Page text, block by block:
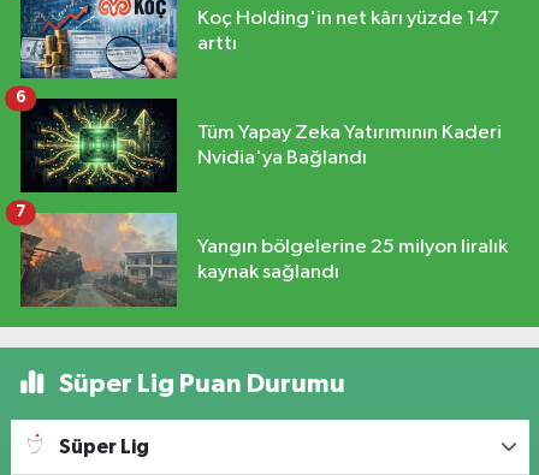
Koç Holding'in net kârı yüzde 147
arttı
Tüm Yapay Zeka Yatırımının Kaderi
Nvidia'ya Bağlandı
6
Yangın bölgelerine 25 milyon liralık
kaynak sağlandı
7
Süper Lig Puan Durumu
Süper Lig